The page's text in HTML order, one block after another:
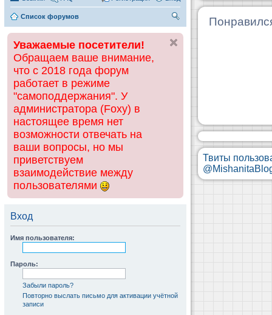
Список форумов
ск
Уважаемые посетители!
Обращаем ваше внимание,
что с 2018 года форум
работает в режиме
"самоподдержания". У
администратора (Foxy) в
настоящее время нет
возможности отвечать на
ваши вопросы, но мы
приветствуем
взаимодействие между
пользователями
Вход
Имя пользователя:
Пароль:
Забыли пароль?
Повторно выслать письмо для активации учётной
записи
Твиты